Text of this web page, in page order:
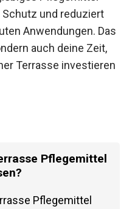
und reduziert
Anwendungen. Das
auch deine Zeit,
Terrasse investieren
Pflegemittel
Pflegemittel